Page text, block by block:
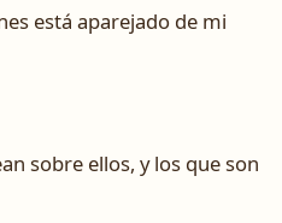
está aparejado de mi
sobre ellos, y los que son